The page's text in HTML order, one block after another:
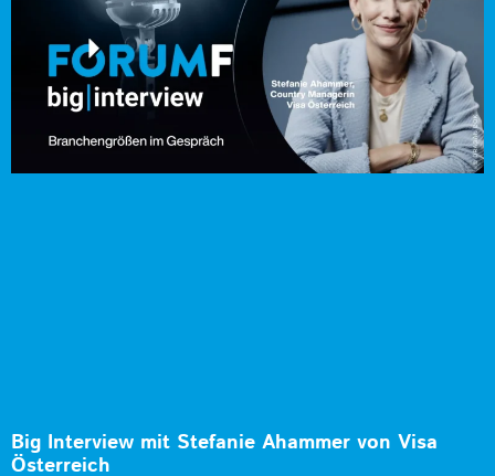
Big Interview mit Stefanie Ahammer von Visa
Österreich